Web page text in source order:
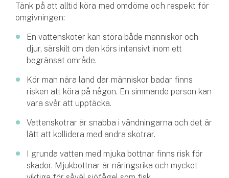
Tänk på att alltid köra med omdöme och respekt för
omgivningen:
En vattenskoter kan störa både människor och
djur, särskilt om den körs intensivt inom ett
begränsat område.
Kör man nära land där människor badar finns
risken att köra på någon. En simmande person kan
vara svår att upptäcka.
Vattenskotrar är snabba i vändningarna och det är
lätt att kollidera med andra skotrar.
I grunda vatten med mjuka bottnar finns risk för
skador. Mjukbottnar är näringsrika och mycket